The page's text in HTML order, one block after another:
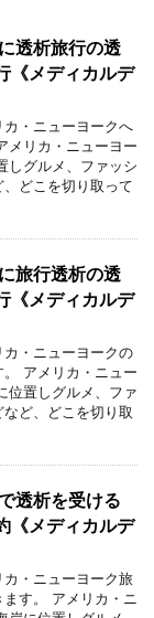
透析旅行の透
《メディカルデ
・ニューヨークへ
メリカ・ニューヨー
しグルメ、ファッシ
どこを切り取って
旅行透析の透
《メディカルデ
・ニューヨークの
アメリカ・ニュー
位置しグルメ、ファ
ど、どこを切り取
透析を受ける
《メディカルデ
・ニューヨーク旅
す。 アメリカ・ニ